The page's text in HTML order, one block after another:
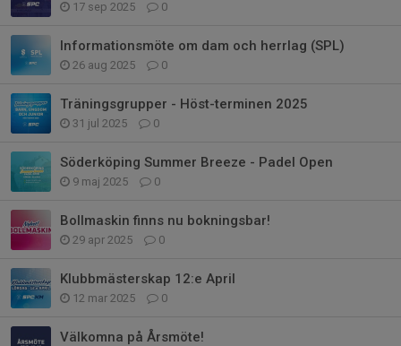
17 sep 2025 0
Informationsmöte om dam och herrlag (SPL)
26 aug 2025 0
Träningsgrupper - Höst-terminen 2025
31 jul 2025 0
Söderköping Summer Breeze - Padel Open
9 maj 2025 0
Bollmaskin finns nu bokningsbar!
29 apr 2025 0
Klubbmästerskap 12:e April
12 mar 2025 0
Välkomna på Årsmöte!